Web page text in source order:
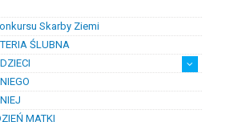
Skarby Ziemi
ŚLUBNA
dzieci
MATKI